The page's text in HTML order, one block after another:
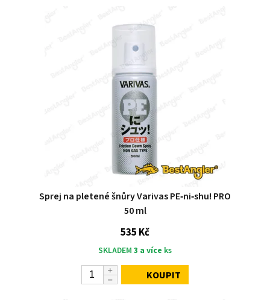
Sprej na pletené šnůry Varivas PE‑ni‑shu! PRO
50 ml
535 Kč
SKLADEM 3 a více ks
KOUPIT